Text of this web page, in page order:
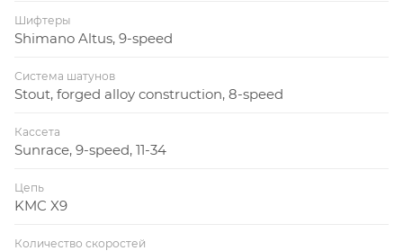
Шифтеры
Shimano Altus, 9-speed
Система шатунов
Stout, forged alloy construction, 8-speed
Кассета
Sunrace, 9-speed, 11-34
Цепь
KMC X9
Количество скоростей